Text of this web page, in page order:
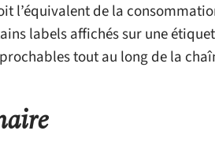
l’équivalent de la
labels affichés sur une
tout au long de la